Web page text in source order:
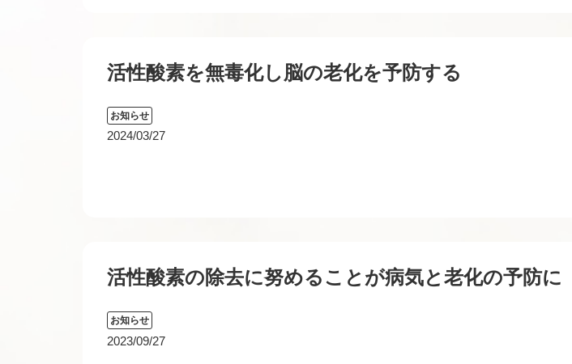
活性酸素を無毒化し脳の老化を予防する
お知らせ
2024/03/27
活性酸素の除去に努めることが病気と老化の予防に
お知らせ
2023/09/27